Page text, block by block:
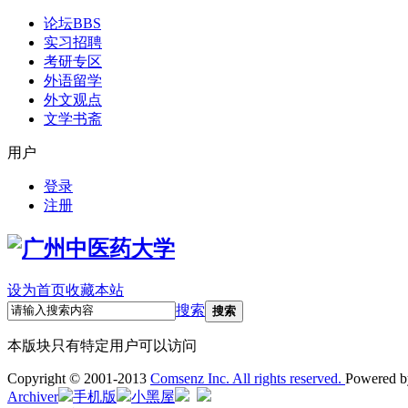
论坛BBS
实习招聘
考研专区
外语留学
外文观点
文学书斋
用户
登录
注册
设为首页收藏本站
搜索 搜索
本版块只有特定用户可以访问
Copyright © 2001-2013 Comsenz Inc. All rights reserved. Powered
Archiver
手机版
小黑屋